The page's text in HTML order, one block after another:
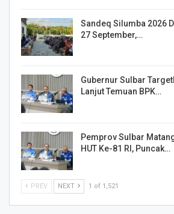
Sandeq Silumba 2026
27 September,…
Gubernur Sulbar
Lanjut Temuan BPK…
Pemprov Sulbar
HUT Ke-81 RI, Puncak…
PREV NEXT 1 of 1,521